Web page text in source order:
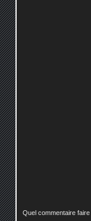
Quel commentaire faire